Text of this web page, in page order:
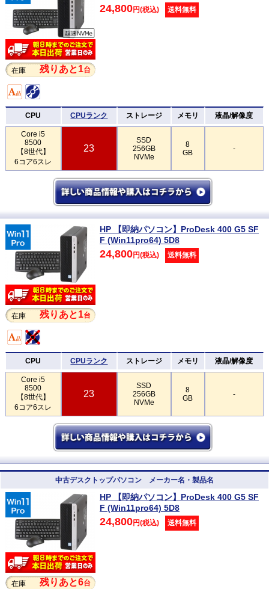
在庫 残りあと1台
24,800円(税込) 送料無料
CPU CPUランク ストレージ メモリ 液晶/解像度
Core i5
8500
【8世代】
6コア6スレ
23
SSD
256GB
NVMe
8
GB
-
在庫 残りあと1台
HP 【即納パソコン】ProDesk 400 G5 SF
F (Win11pro64) 5D8
24,800円(税込) 送料無料
CPU CPUランク ストレージ メモリ 液晶/解像度
Core i5
8500
【8世代】
6コア6スレ
23
SSD
256GB
NVMe
8
GB
-
中古デスクトップパソコン メーカー名・製品名
在庫 残りあと6台
HP 【即納パソコン】ProDesk 400 G5 SF
F (Win11pro64) 5D8
24,800円(税込) 送料無料